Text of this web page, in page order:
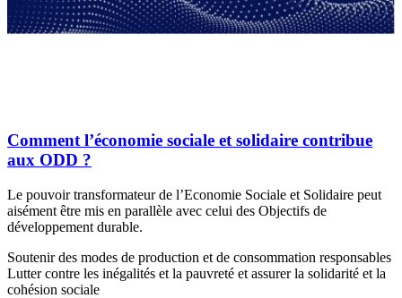
Comment l’économie sociale et solidaire contribue
aux ODD ?
Le pouvoir transformateur de l’Economie Sociale et Solidaire peut
aisément être mis en parallèle avec celui des Objectifs de
développement durable.
Soutenir des modes de production et de consommation responsables
Lutter contre les inégalités et la pauvreté et assurer la solidarité et la
cohésion sociale